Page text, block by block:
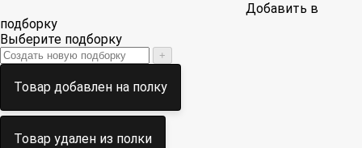
Добавить в
подборку
Выберите подборку
+
Товар добавлен на полку
Товар удален из полки